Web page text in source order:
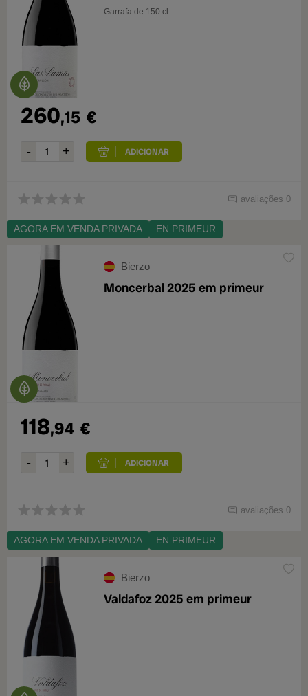
Garrafa de 150 cl.
260,15 €
avaliações 0
AGORA EM VENDA PRIVADA EN PRIMEUR
Bierzo
Moncerbal 2025 em primeur
118,94 €
avaliações 0
AGORA EM VENDA PRIVADA EN PRIMEUR
Bierzo
Valdafoz 2025 em primeur